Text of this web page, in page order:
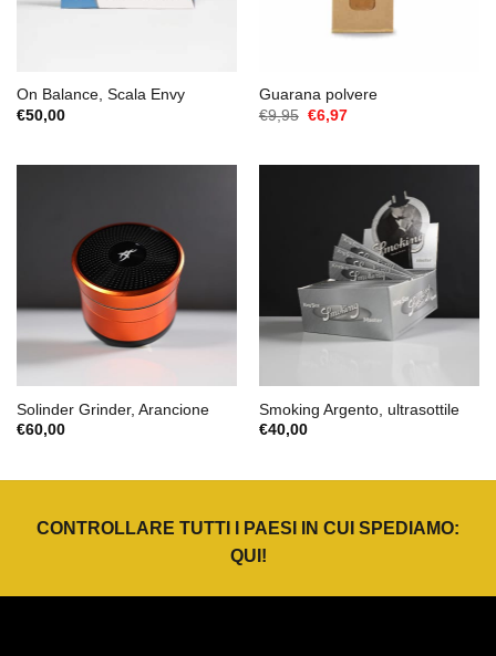
On Balance, Scala Envy
€50,00
Guarana polvere
€9,95 Il
€6,97Il
Solinder Grinder, Arancione
€60,00
Smoking Argento, ultrasottile
€40,00
CONTROLLARE TUTTI I PAESI IN CUI SPEDIAMO:
QUI !